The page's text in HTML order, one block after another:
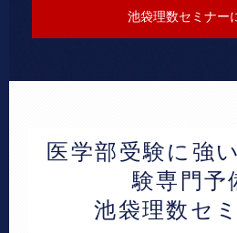
池袋理数セミナー
医学部受験に強い
験専門予
池袋理数セ